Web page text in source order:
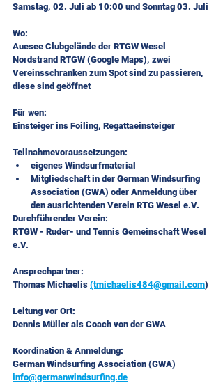
Samstag, 02. Juli ab 10:00 und Sonntag 03. Juli
Wo:
Auesee Clubgelände der RTGW Wesel
Nordstrand RTGW (Google Maps), zwei
Vereinsschranken zum Spot sind zu passieren,
diese sind geöffnet
Für wen:
Einsteiger ins Foiling, Regattaeinsteiger
Teilnahmevoraussetzungen:
eigenes Windsurfmaterial
Mitgliedschaft in der German Windsurfing
Association (GWA) oder Anmeldung über
den ausrichtenden Verein RTG Wesel e.V.
Durchführender Verein:
RTGW - Ruder- und Tennis Gemeinschaft Wesel
e.V.
Ansprechpartner:
Thomas Michaelis (tmichaelis484@gmail.com)
Leitung vor Ort:
Dennis Müller als Coach von der GWA
Koordination & Anmeldung:
German Windsurfing Association (GWA)
info@germanwindsurfing.de